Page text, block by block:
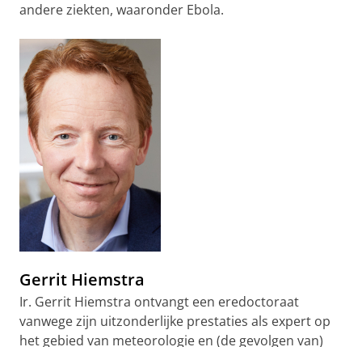
andere ziekten, waaronder Ebola.
Gerrit Hiemstra
Ir. Gerrit Hiemstra ontvangt een eredoctoraat
vanwege zijn uitzonderlijke prestaties als expert op
het gebied van meteorologie en (de gevolgen van)